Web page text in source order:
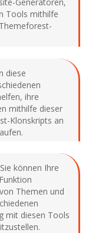
Tools mithilfe
diese
ihre
mithilfe dieser
Klonskripts an
können Ihre
Themen und
mit diesen Tools